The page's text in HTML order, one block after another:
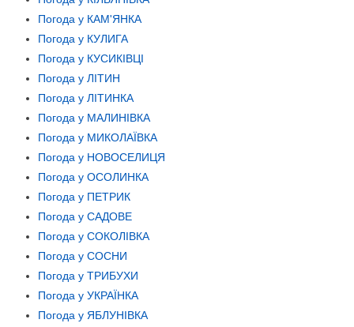
Погода у КАМ'ЯНКА
Погода у КУЛИГА
Погода у КУСИКІВЦІ
Погода у ЛІТИН
Погода у ЛІТИНКА
Погода у МАЛИНІВКА
Погода у МИКОЛАЇВКА
Погода у НОВОСЕЛИЦЯ
Погода у ОСОЛИНКА
Погода у ПЕТРИК
Погода у САДОВЕ
Погода у СОКОЛІВКА
Погода у СОСНИ
Погода у ТРИБУХИ
Погода у УКРАЇНКА
Погода у ЯБЛУНІВКА